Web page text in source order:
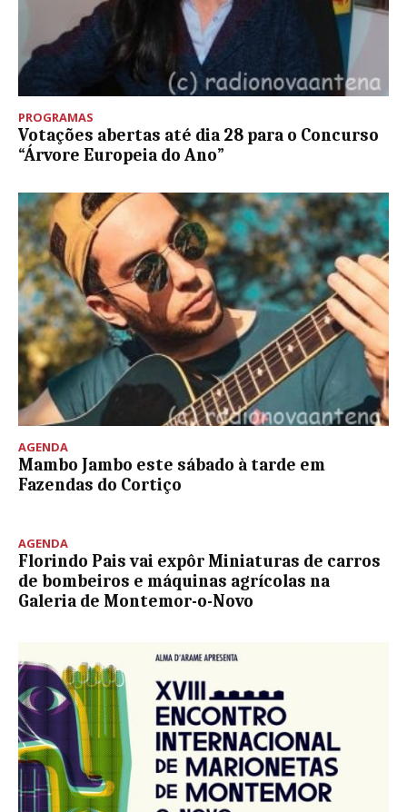
PROGRAMAS
Votações abertas até dia 28 para o Concurso
“Árvore Europeia do Ano”
AGENDA
Mambo Jambo este sábado à tarde em
Fazendas do Cortiço
AGENDA
Florindo Pais vai expôr Miniaturas de carros
de bombeiros e máquinas agrícolas na
Galeria de Montemor-o-Novo